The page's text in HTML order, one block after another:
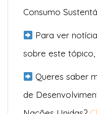
Consumo
Para ver
sobre este tópico,
Queres saber
de